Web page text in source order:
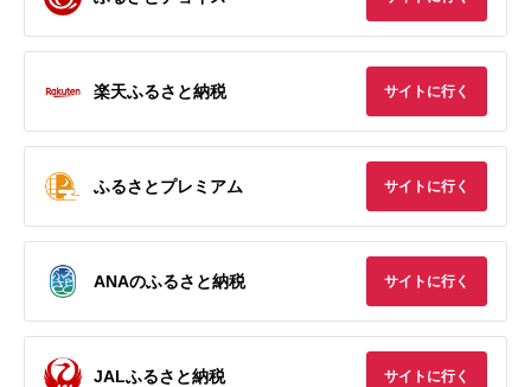
楽天ふるさと納税 サイトに行く
ふるさとプレミアム サイトに行く
ANAのふるさと納税 サイトに行く
JALふるさと納税 サイトに行く